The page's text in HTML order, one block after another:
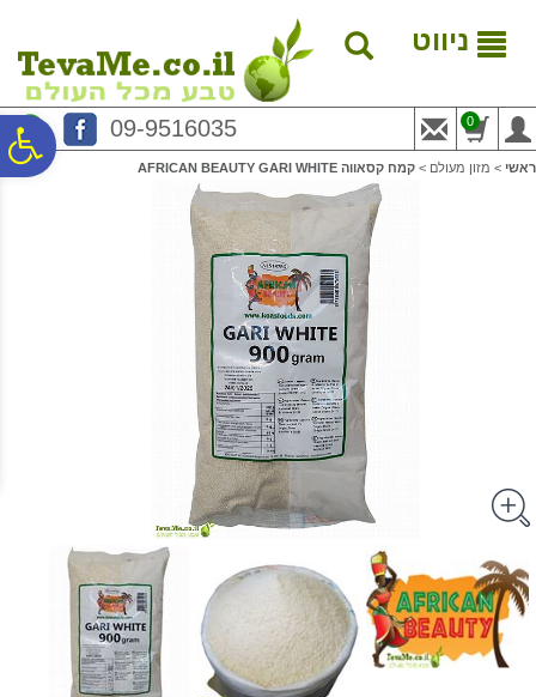
נגישות
המרכזי
ניווט
09-9516035 0
ראשי > מזון מעולם > קמח קסאווה AFRICAN BEAUTY GARI WHITE